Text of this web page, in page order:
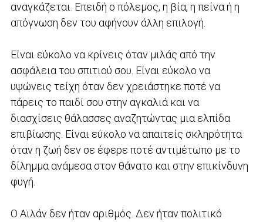
αναγκάζεται. Επειδή ο πόλεμος, η βία, η πείνα ή η
απόγνωση δεν του αφήνουν άλλη επιλογή.
Είναι εύκολο να κρίνεις όταν μιλάς από την
ασφάλεια του σπιτιού σου. Είναι εύκολο να
υψώνεις τείχη όταν δεν χρειάστηκε ποτέ να
πάρεις το παιδί σου στην αγκαλιά και να
διασχίσεις θάλασσες αναζητώντας μια ελπίδα
επιβίωσης. Είναι εύκολο να απαιτείς σκληρότητα
όταν η ζωή δεν σε έφερε ποτέ αντιμέτωπο με το
δίλημμα ανάμεσα στον θάνατο και στην επικίνδυνη
φυγή.
Ο Αϊλάν δεν ήταν αριθμός. Δεν ήταν πολιτικό